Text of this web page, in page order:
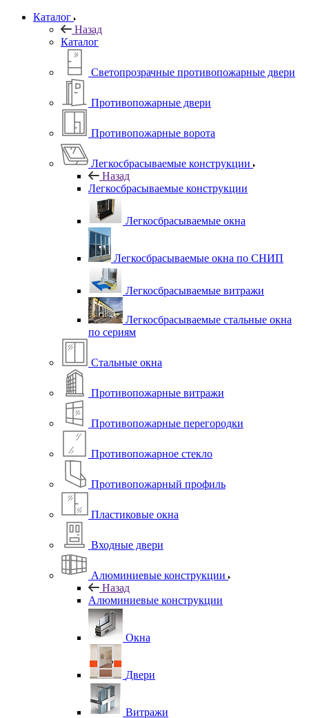
Каталог
Назад
Каталог
Светопрозрачные противопожарные двери
Противопожарные двери
Противопожарные ворота
Легкосбрасываемые конструкции
Назад
Легкосбрасываемые конструкции
Легкосбрасываемые окна
Легкосбрасываемые окна по СНИП
Легкосбрасываемые витражи
Легкосбрасываемые стальные окна
по сериям
Стальные окна
Противопожарные витражи
Противопожарные перегородки
Противопожарное стекло
Противопожарный профиль
Пластиковые окна
Входные двери
Алюминиевые конструкции
Назад
Алюминиевые конструкции
Окна
Двери
Витражи